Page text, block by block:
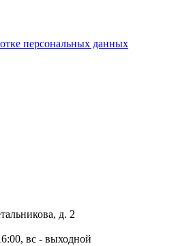
персональных данных
д. 2
вс - выходной